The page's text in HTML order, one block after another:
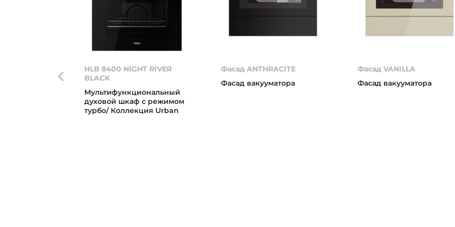
HLB 8400 NIGHT RIVER
BLACK
Мультифункциональный
духовой шкаф с режимом
турбо/ Коллекция Urban
Фасад ANTHRACITE
Фасад вакууматора
Фасад VANILLA
Фасад вакууматора